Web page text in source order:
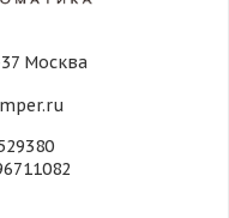
Москва